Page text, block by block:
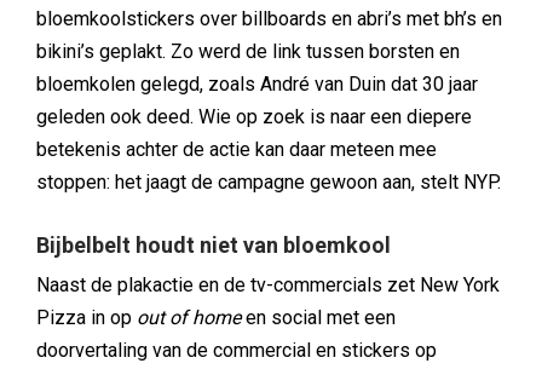
bloemkoolstickers over billboards en abri’s met bh’s en
bikini’s geplakt. Zo werd de link tussen borsten en
bloemkolen gelegd, zoals André van Duin dat 30 jaar
geleden ook deed. Wie op zoek is naar een diepere
betekenis achter de actie kan daar meteen mee
stoppen: het jaagt de campagne gewoon aan, stelt NYP.
Bijbelbelt houdt niet van bloemkool
Naast de plakactie en de tv-commercials zet New York
Pizza in op out of homeen social met een
doorvertaling van de commercial en stickers op